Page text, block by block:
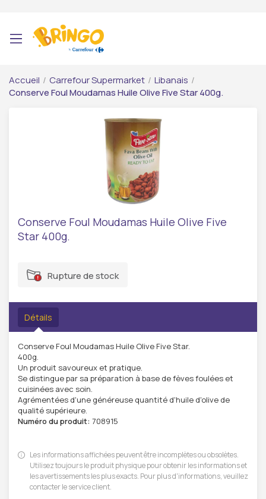
Accueil / Carrefour Supermarket / Libanais /
Conserve Foul Moudamas Huile Olive Five Star 400g.
Conserve Foul Moudamas Huile Olive Five
Star 400g.
Rupture de stock
Détails
Conserve Foul Moudamas Huile Olive Five Star.
400g.
Un produit savoureux et pratique.
Se distingue par sa préparation à base de fèves foulées et
cuisinées avec soin.
Agrémentées d'une généreuse quantité d'huile d'olive de
qualité supérieure.
Numéro du produit: 708915
Les informations affichées peuvent être incomplètes ou obsolètes.
Utilisez toujours le produit physique pour obtenir les informations et
les avertissements les plus exacts. Pour plus d'informations, veuillez
contacter le service client.